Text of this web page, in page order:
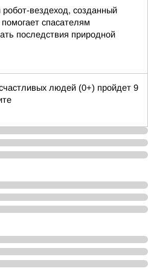
робот-вездеход, созданный
спасателям
последствия природной
людей (0+) пройдет 9